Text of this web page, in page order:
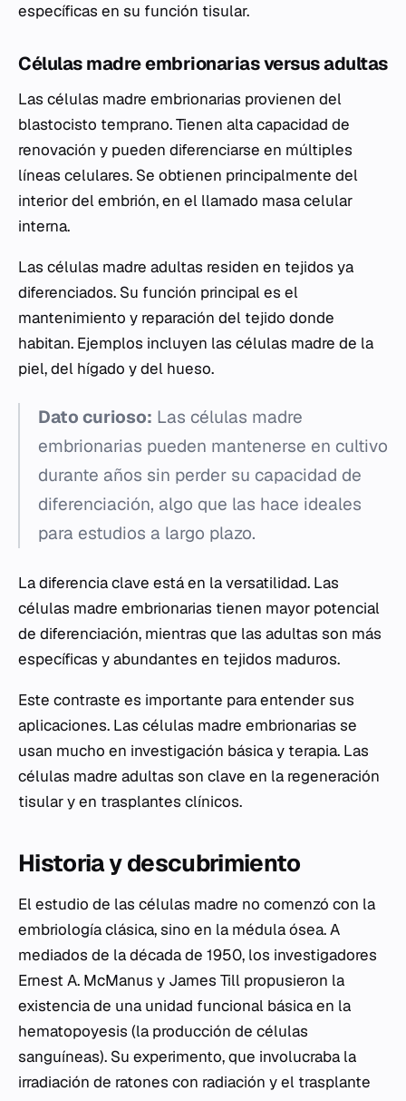
específicas en su función tisular.
Células madre embrionarias versus adultas
Las células madre embrionarias provienen del
blastocisto temprano. Tienen alta capacidad de
renovación y pueden diferenciarse en múltiples
líneas celulares. Se obtienen principalmente del
interior del embrión, en el llamado masa celular
interna.
Las células madre adultas residen en tejidos ya
diferenciados. Su función principal es el
mantenimiento y reparación del tejido donde
habitan. Ejemplos incluyen las células madre de la
piel, del hígado y del hueso.
Dato curioso: Las células madre
embrionarias pueden mantenerse en cultivo
durante años sin perder su capacidad de
diferenciación, algo que las hace ideales
para estudios a largo plazo.
La diferencia clave está en la versatilidad. Las
células madre embrionarias tienen mayor potencial
de diferenciación, mientras que las adultas son más
específicas y abundantes en tejidos maduros.
Este contraste es importante para entender sus
aplicaciones. Las células madre embrionarias se
usan mucho en investigación básica y terapia. Las
células madre adultas son clave en la regeneración
tisular y en trasplantes clínicos.
Historia y descubrimiento
El estudio de las células madre no comenzó con la
embriología clásica, sino en la médula ósea. A
mediados de la década de 1950, los investigadores
Ernest A. McManus y James Till propusieron la
existencia de una unidad funcional básica en la
hematopoyesis (la producción de células
sanguíneas). Su experimento, que involucraba la
irradiación de ratones con radiación y el trasplante